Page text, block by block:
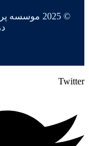
© 2025
Twitter